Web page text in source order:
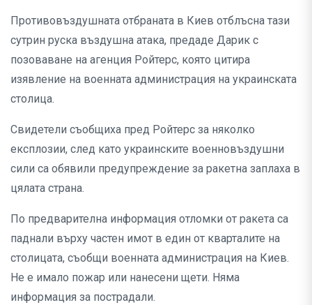
Противовъздушната отбраната в Киев отблъсна тази
сутрин руска въздушна атака, предаде Дарик с
позоваване на агенция Ройтерс, която цитира
изявление на военната администрация на украинската
столица.
Свидетели съобщиха пред Ройтерс за няколко
експлозии, след като украинските военновъздушни
сили са обявили предупреждение за ракетна заплаха в
цялата страна.
По предварителна информация отломки от ракета са
паднали върху частен имот в един от кварталите на
столицата, съобщи военната администрация на Киев.
Не е имало пожар или нанесени щети. Няма
информация за пострадали.